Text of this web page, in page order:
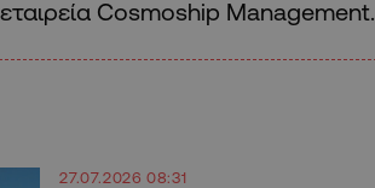
εταιρεία Cosmoship Management.
27.07.2026 08:31